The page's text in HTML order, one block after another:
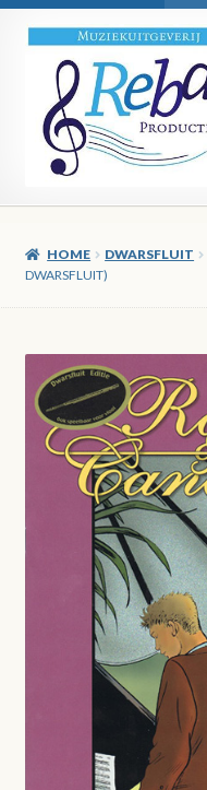
Ga
door
naar
navigatie
Ga
direct
naar
de
inhoud
HOME DWARSFLUIT
DWARSFLUIT)